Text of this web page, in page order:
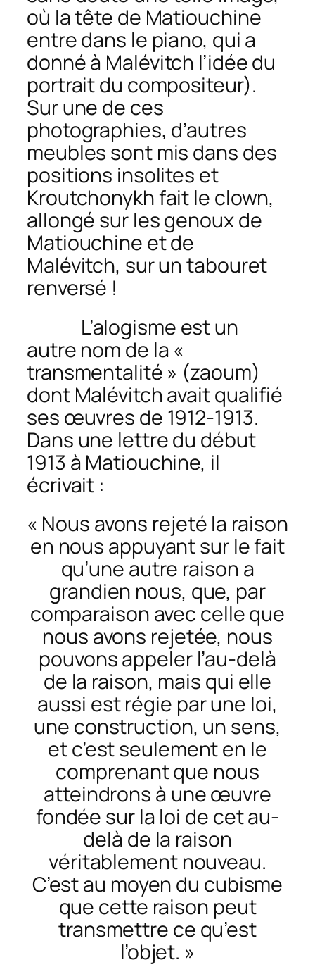
où la tête de Matiouchine
entre dans le piano, qui a
donné à Malévitch l’idée du
portrait du compositeur).
Sur une de ces
photographies, d’autres
meubles sont mis dans des
positions insolites et
Kroutchonykh fait le clown,
allongé sur les genoux de
Matiouchine et de
Malévitch, sur un tabouret
renversé !
L’alogisme est un
autre nom de la «
transmentalité » (zaoum)
dont Malévitch avait qualifié
ses œuvres de 1912-1913.
Dans une lettre du début
1913 à Matiouchine, il
écrivait :
« Nous avons rejeté la raison
en nous appuyant sur le fait
qu’une autre raison a
grandien nous, que, par
comparaison avec celle que
nous avons rejetée, nous
pouvons appeler l’au-delà
de la raison, mais qui elle
aussi est régie par une loi,
une construction, un sens,
et c’est seulement en le
comprenant que nous
atteindrons à une œuvre
fondée sur la loi de cetau-
delà de la raison
véritablement nouveau.
C’est au moyen du cubisme
que cette raison peut
transmettre ce qu’est
l’objet. »